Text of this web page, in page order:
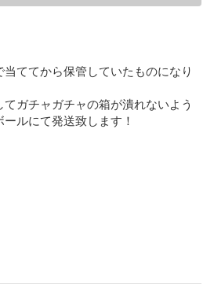
ててから保管していたものになり
ガチャガチャの箱が潰れないよう
ルにて発送致します！